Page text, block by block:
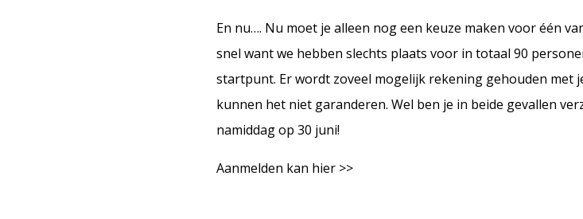
En nu…. Nu moet je alleen nog een keuze maken voor één
snel want we hebben slechts plaats voor in totaal 90
startpunt. Er wordt zoveel mogelijk rekening gehouden met
kunnen het niet garanderen. Wel ben je in beide gevallen
namiddag op 30 juni!
Aanmelden kan hier >>